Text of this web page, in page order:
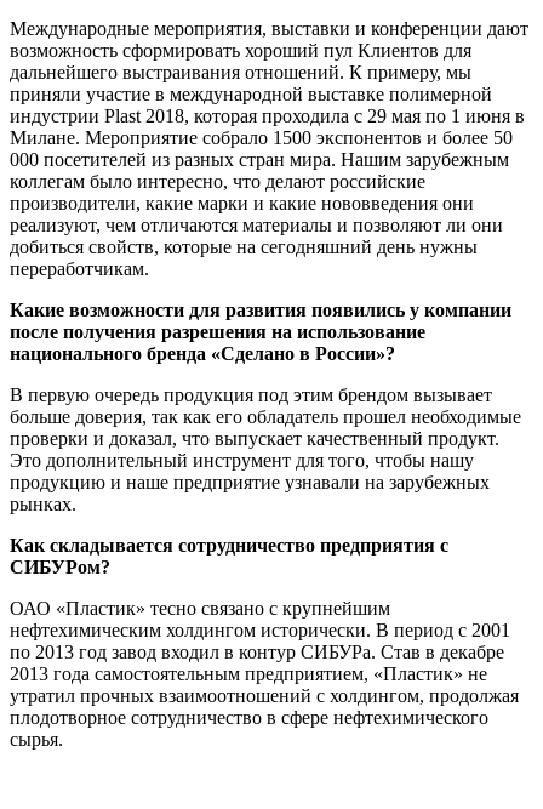
Международные мероприятия, выставки и конференции дают
возможность сформировать хороший пул Клиентов для
дальнейшего выстраивания отношений. К примеру, мы
приняли участие в международной выставке полимерной
индустрии Plast 2018, которая проходила с 29 мая по 1 июня в
Милане. Мероприятие собрало 1500 экспонентов и более 50
000 посетителей из разных стран мира. Нашим зарубежным
коллегам было интересно, что делают российские
производители, какие марки и какие нововведения они
реализуют, чем отличаются материалы и позволяют ли они
добиться свойств, которые на сегодняшний день нужны
переработчикам.
Какие возможности для развития появились у компании
после получения разрешения на использование
национального бренда «Сделано в России»?
В первую очередь продукция под этим брендом вызывает
больше доверия, так как его обладатель прошел необходимые
проверки и доказал, что выпускает качественный продукт.
Это дополнительный инструмент для того, чтобы нашу
продукцию и наше предприятие узнавали на зарубежных
рынках.
Как складывается сотрудничество предприятия с
СИБУРом?
ОАО «Пластик» тесно связано с крупнейшим
нефтехимическим холдингом исторически. В период с 2001
по 2013 год завод входил в контур СИБУРа. Став в декабре
2013 года самостоятельным предприятием, «Пластик» не
утратил прочных взаимоотношений с холдингом, продолжая
плодотворное сотрудничество в сфере нефтехимического
сырья.